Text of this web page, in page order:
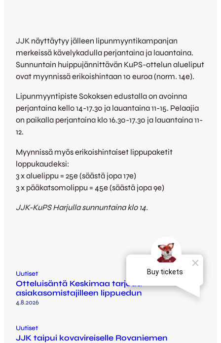
JJK näyttäytyy jälleen lipunmyyntikampanjan
merkeissä kävelykadulla perjantaina ja lauantaina.
Sunnuntain huippujännittävän KuPS-ottelun alueliput
ovat myynnissä erikoishintaan 10 euroa (norm. 14e).
Lipunmyyntipiste Sokoksen edustalla on avoinna
perjantaina kello 14-17.30 ja lauantaina 11-15. Pelaajia
on paikalla perjantaina klo 16.30-17.30 ja lauantaina 11-
12.
Myynnissä myös erikoishintaiset lippupaketit
loppukaudeksi:
3 x aluelippu = 25e (säästä jopa 17e)
3 x pääkatsomolippu = 45e (säästä jopa 9e)
JJK-KuPS Harjulla sunnuntaina klo 14.
Uutiset
Otteluisäntä Keskimaa tarjoaa
asiakasomistajilleen lippuedun
4.8.2026
Uutiset
JJK taipui kovavireiselle Rovaniemen